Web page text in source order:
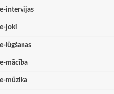
e-intervijas
e-joki
e-lūgšanas
e-mācība
e-mūzika